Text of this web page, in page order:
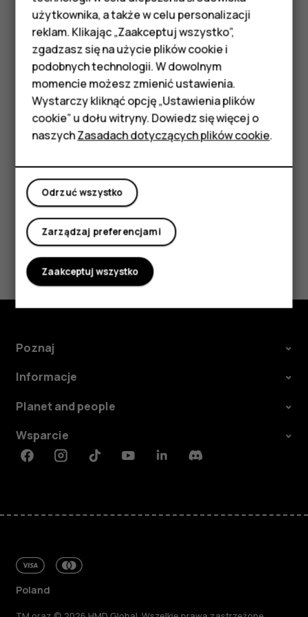
Telefony z funkcjami
podstawowymi
Akcesoria
HMD Terra M
Tablety
Moje konto
zmniejszania głośności. Możesz również ustawić
wyciszenie dźwięku dzwonka po podniesieniu
telefonu: dotknij kolejnoUstawienia>System
Gesty> Wycisz po podniesieniu, a następnie włącz
tę opcję.
Aby mieć możliwość szybkiego odrzucenia
połączenia przez obrócenie telefonu, dotknij
Ustawienia>System> Gesty >Obróć, by odrzucić
połączenie
i włącz tę opcję.
Czy te informacje były pomocne?
Tak Nie
Poznaj
Informacje
Planet and people
Wsparcie
FacebookInstagramTiktokYoutubeLinkedinDiscord
Poland
użytkownika, a także w celu personalizacji
reklam. Klikając „Zaakceptuj wszystko”,
zgadzasz się na użycie plików cookie i
podobnych technologii. W dowolnym
momencie możesz zmienić ustawienia.
Wystarczy kliknąć opcję „Ustawienia plików
cookie” u dołu witryny. Dowiedz się więcej o
naszychZasadach dotyczących plików cookie.
Odrzuć wszystko
Zarządzaj preferencjami
Zaakceptuj wszystko